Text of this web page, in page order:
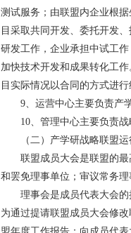
测试服务；由联盟内企业根
目采取共同开发、委托开发
研发工作，企业承担中试工
加快技术开发和成果转化工
目实际情况以合同的方式进
9、运营中心主要负责产
10、管理中心主要负责
（二）产学研战略联盟
联盟成员大会是联盟的
和罢免理事单位；审议常务
理事会是成员代表大会
为通过提请联盟成员大会修